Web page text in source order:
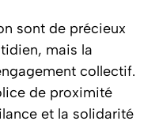
sont de précieux
mais la
collectif.
de proximité
et la solidarité